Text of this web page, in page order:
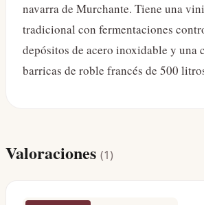
navarra de Murchante. Tiene una
tradicional con fermentaciones
depósitos de acero inoxidable y una
barricas de roble francés de 500
Valoraciones (1)